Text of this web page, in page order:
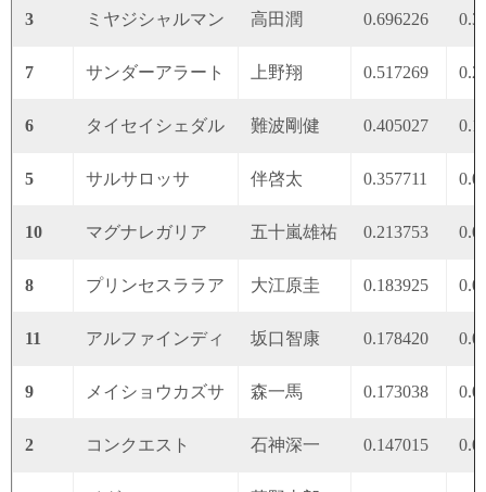
3 ミヤジシャルマン 高田潤 0.696226
7 サンダーアラート 上野翔 0.517269
6 タイセイシェダル 難波剛健 0.405027
5 サルサロッサ 伴啓太 0.357711
10 マグナレガリア 五十嵐雄祐 0.213753
8 プリンセスララア 大江原圭 0.183925
11 アルファインディ 坂口智康 0.178420
9 メイショウカズサ 森一馬 0.173038
2 コンクエスト 石神深一 0.147015